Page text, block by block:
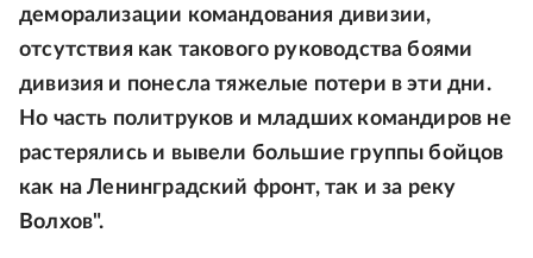
деморализации командования дивизии,
отсутствия как такового руководства боями
дивизия и понесла тяжелые потери в эти дни.
Но часть политруков и младших командиров не
растерялись и вывели большие группы бойцов
как на Ленинградский фронт, так и за реку
Волхов".